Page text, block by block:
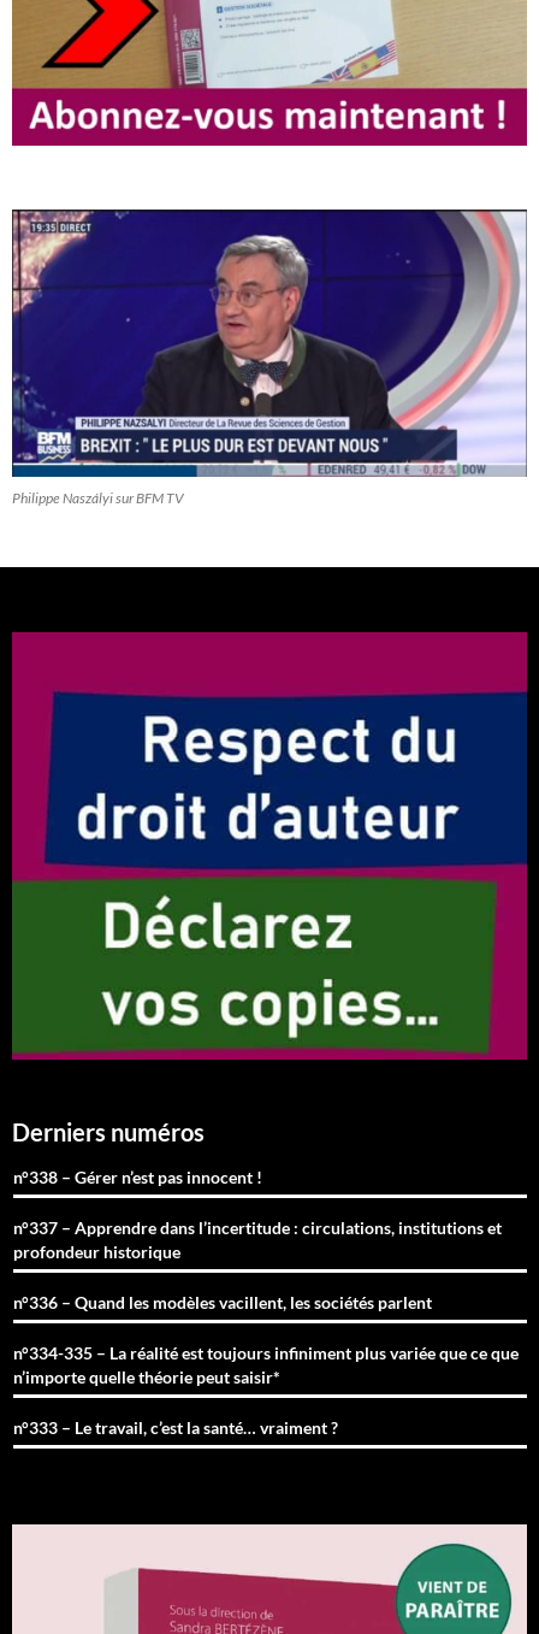
Philippe Naszályi sur BFM TV
Derniers numéros
n°338 – Gérer n’est pas innocent !
n°337 – Apprendre dans l’incertitude : circulations, institutions et
profondeur historique
n°336 – Quand les modèles vacillent, les sociétés parlent
n°334-335 – La réalité est toujours infiniment plus variée que ce que
n’importe quelle théorie peut saisir*
n°333 – Le travail, c’est la santé… vraiment ?